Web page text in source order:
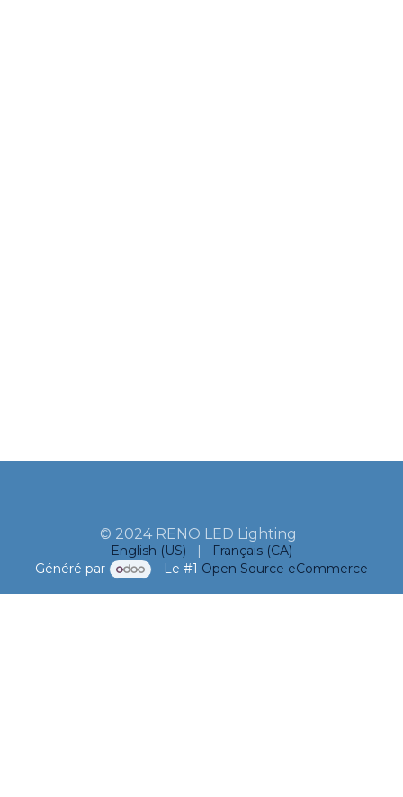
© 2024 RENO LED Lighting
English (US) |
Français (CA)
Généré par
- Le #1 Open Source eCommerce